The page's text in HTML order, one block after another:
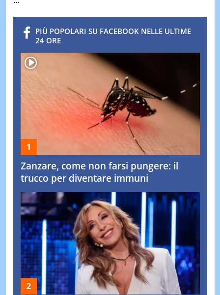
PIÙ POPOLARI SU FACEBOOK NELLE ULTIME
24 ORE
Zanzare, come non farsi pungere: il
trucco per diventare immuni